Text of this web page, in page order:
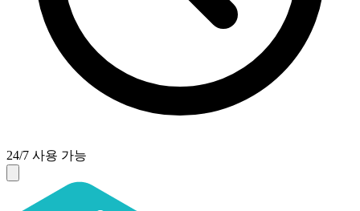
24/7 사용 가능